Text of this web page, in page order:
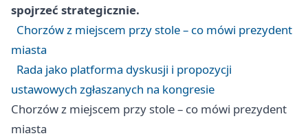
spojrzeć strategicznie.
Chorzów z miejscem przy stole – co mówi prezydent
miasta
Rada jako platforma dyskusji i propozycji
ustawowych zgłaszanych na kongresie
Chorzów z miejscem przy stole – co mówi prezydent
miasta